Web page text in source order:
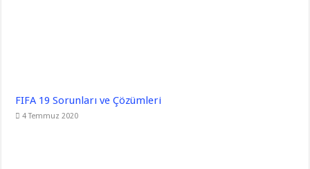
FIFA 19 Sorunları ve Çözümleri
4 Temmuz 2020